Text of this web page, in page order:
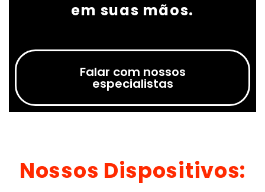
em suas mãos.
Falar com nossos
especialistas
Nossos Dispositivos: